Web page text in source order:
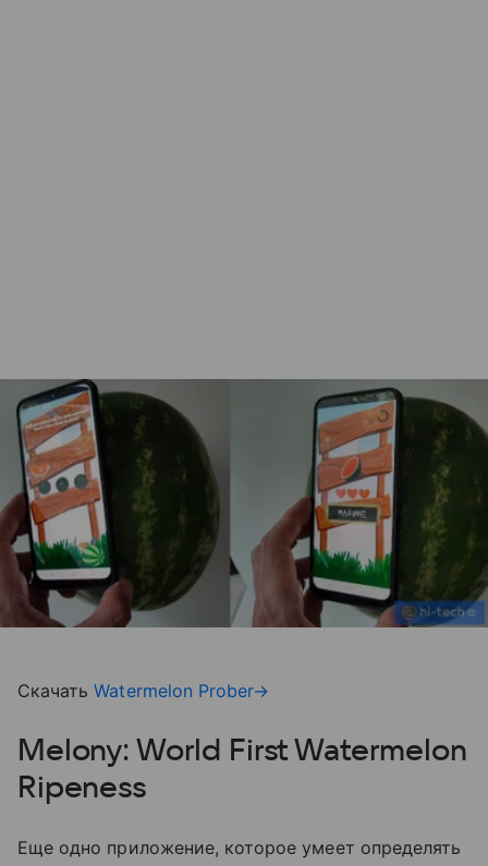
СкачатьWatermelon Prober→
Melony: World First Watermelon
Ripeness
Еще одно приложение, которое умеет определять